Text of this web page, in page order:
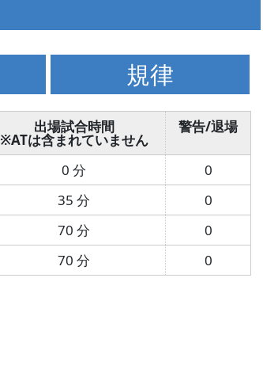
規律
出場試合時間
※ATは含まれていません
警告/退場
0 分
0
35 分
0
70 分
0
70 分 0